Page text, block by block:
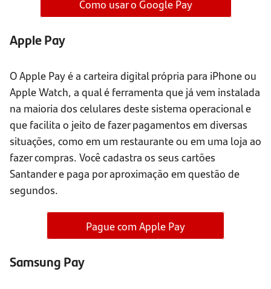
Como usar o Google Pay
Apple Pay
O Apple Pay é a carteira digital própria para iPhone ou
Apple Watch, a qual é ferramenta que já vem instalada
na maioria dos celulares deste sistema operacional e
que facilita o jeito de fazer pagamentos em diversas
situações, como em um restaurante ou em uma loja ao
fazer compras. Você cadastra os seus cartões
Santander e paga por aproximação em questão de
segundos.
Pague com Apple Pay
Samsung Pay